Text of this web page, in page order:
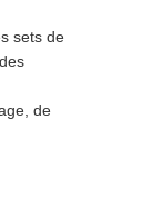
sets de
de